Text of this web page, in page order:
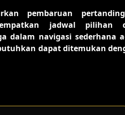
pembaruan
jadwal pilihan
dalam navigasi sederhana
dapat ditemukan